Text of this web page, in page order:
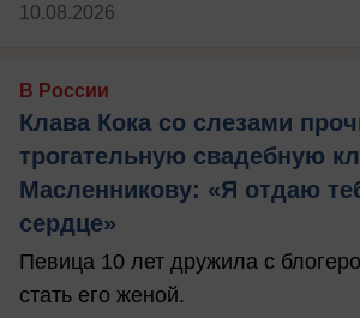
10.08.2026
В России
Клава Кока со слезами
трогательную свадебную
Масленникову: «Я отдаю
сердце»
Певица 10 лет дружила с
стать его женой.